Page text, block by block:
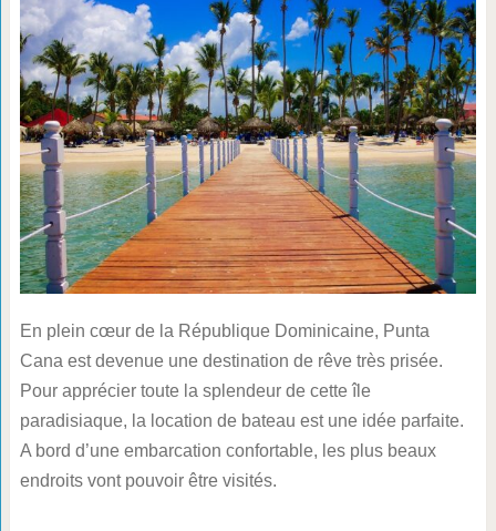
En plein cœur de la République Dominicaine, Punta
Cana est devenue une destination de rêve très prisée.
Pour apprécier toute la splendeur de cette île
paradisiaque, la location de bateau est une idée parfaite.
A bord d’une embarcation confortable, les plus beaux
endroits vont pouvoir être visités.